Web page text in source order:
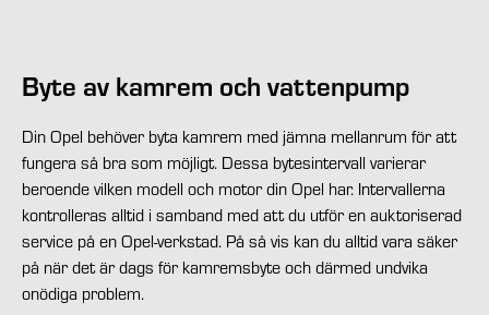
Byte av kamrem och vattenpump
Din Opel behöver byta kamrem med jämna mellanrum för att
fungera så bra som möjligt. Dessa bytesintervall varierar
beroende vilken modell och motor din Opel har. Intervallerna
kontrolleras alltid i samband med att du utför en auktoriserad
service på en Opel-verkstad. På så vis kan du alltid vara säker
på när det är dags för kamremsbyte och därmed undvika
onödiga problem.